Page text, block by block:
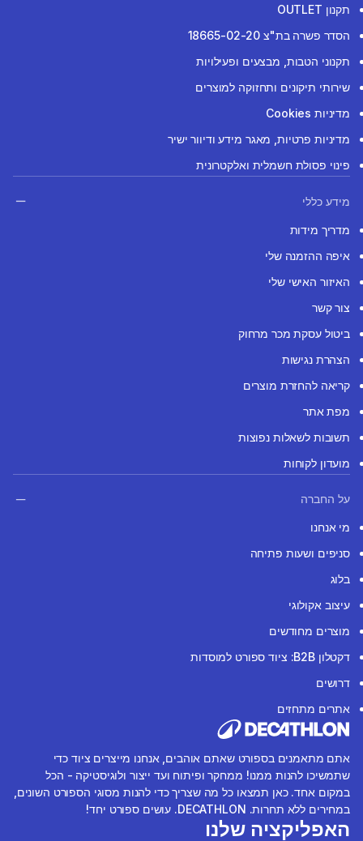
תקנון OUTLET
הסדר פשרה בת"צ 18665-02-20
תקנוני הטבות, מבצעים ופעילויות
שירותי תיקונים ותחזוקה למוצרים
מדיניות Cookies
מדיניות פרטיות, מאגר מידע ודיוור ישיר
פינוי פסולת חשמלית ואלקטרונית
מידע כללי
מדריך מידות
איפה ההזמנה שלי
האיזור האישי שלי
צור קשר
ביטול עסקת מכר מרחוק
הצהרת נגישות
קריאה להחזרת מוצרים
מפת אתר
תשובות לשאלות נפוצות
מועדון לקוחות
על החברה
מי אנחנו
סניפים ושעות פתיחה
בלוג
עיצוב אקולוגי
מוצרים מחודשים
דקטלון B2B: ציוד ספורט למוסדות
דרושים
אתרים מתחזים
אתם מתאמנים בספורט שאתם אוהבים, אנחנו מייצרים ציוד כדי
שתמשיכו להנות ממנו! ממחקר ופיתוח ועד ייצור ולוגיסטיקה - הכל
במקום אחד. כאן תמצאו כל מה שצריך כדי להנות מסוגי הספורט השונים,
במחירים ללא תחרות. DECATHLON. עושים ספורט יחד!
האפליקציה שלנו